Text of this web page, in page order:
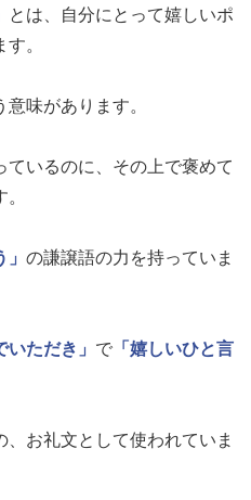
とは、自分にとって嬉しいポ
。
意味があります。
いるのに、その上で褒めて
」 の謙譲語の力を持っていま
いただき」 で 「嬉しいひと言
お礼文として使われていま